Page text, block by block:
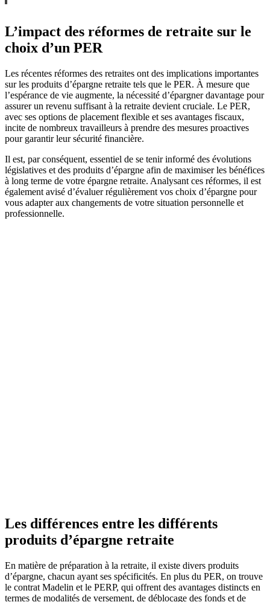
L’impact des réformes de retraite sur le
choix d’un PER
Les récentes réformes des retraites ont des implications importantes
sur les produits d’épargne retraite tels que le PER. À mesure que
l’espérance de vie augmente, la nécessité d’épargner davantage pour
assurer un revenu suffisant à la retraite devient cruciale. Le PER,
avec ses options de placement flexible et ses avantages fiscaux,
incite de nombreux travailleurs à prendre des mesures proactives
pour garantir leur sécurité financière.
Il est, par conséquent, essentiel de se tenir informé des évolutions
législatives et des produits d’épargne afin de maximiser les bénéfices
à long terme de votre épargne retraite. Analysant ces réformes, il est
également avisé d’évaluer régulièrement vos choix d’épargne pour
vous adapter aux changements de votre situation personnelle et
professionnelle.
Les différences entre les différents
produits d’épargne retraite
En matière de préparation à la retraite, il existe divers produits
d’épargne, chacun ayant ses spécificités. En plus du PER, on trouve
le contrat Madelin et le PERP, qui offrent des avantages distincts en
termes de modalités de versement, de déblocage des fonds et de